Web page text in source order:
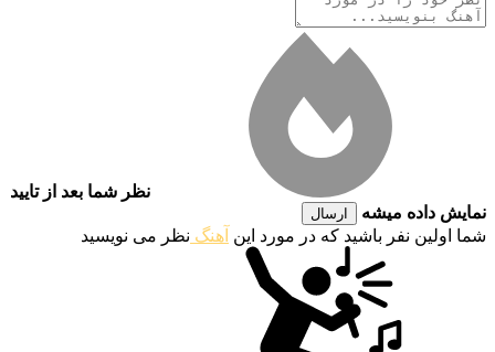
نظر شما بعد از تایید
نمایش داده میشه
ارسال
شما اولین نفر باشید که در مورد این آهنگ نظر می نویسید